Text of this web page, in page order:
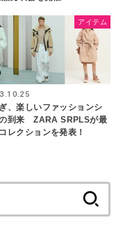
アイテム
、楽しいファッションシ
到来 ZARA SRPLSが最
レクションを発表！